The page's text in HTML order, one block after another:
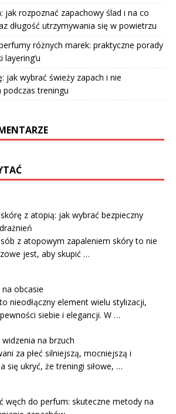
jak rozpoznać zapachowy ślad i na co
długość utrzymywania się w powietrzu
różnych marek: praktyczne porady
layering’u
jak wybrać świeży zapach i nie
podczas treningu
z atopią: jak wybrać bezpieczny
z atopowym zapaleniem skóry to nie
jest, aby skupić …
obcasie
nieodłączny element wielu stylizacji,
siebie i elegancji. W …
na brzuch
za płeć silniejszą, mocniejszą i
się ukryć, że treningi siłowe, …
węch do perfum: skuteczne metody na